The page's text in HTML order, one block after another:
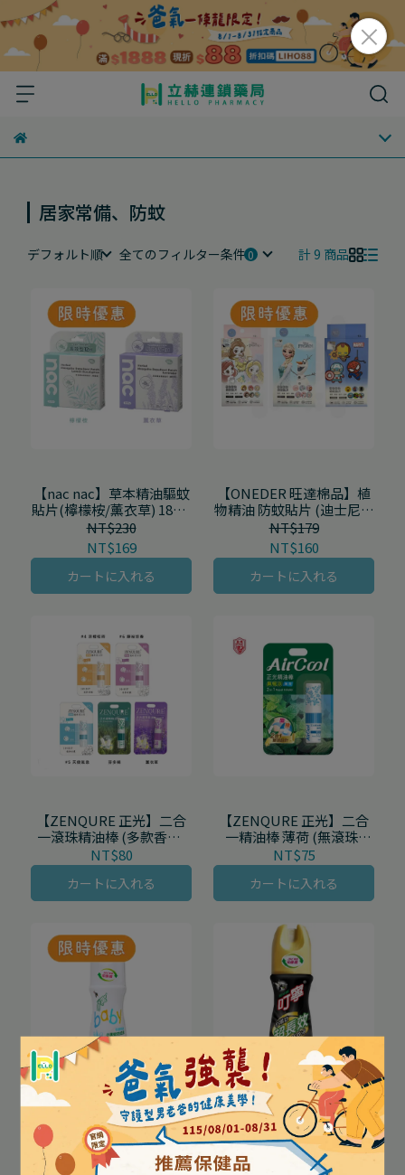
居家常備、防蚊
デフォルト順 全てのフィルター条件 計 9 商品
【nac nac】草本精油驅蚊
貼片(檸檬桉/薰衣草) 18入/
盒
NT$169
NT$230
カートに入れる
【ONEDER 旺達棉品】植
物精油 防蚊貼片 (迪士尼公
主/復仇者聯盟/冰雪奇緣)
12入/盒
NT$160
NT$179
カートに入れる
【ZENQURE 正光】二合
一滾珠精油棒 (多款香味)
2mL/瓶
NT$80
カートに入れる
【ZENQURE 正光】二合
一精油棒 薄荷 (無滾珠)
2mL/瓶
NT$75
カートに入れる
【叮寧】寶貝有機精油小
黑蚊防蚊液 80mL/瓶
NT$259
【叮寧】小黑蚊超長效防
蚊液 90mL/瓶
NT$219